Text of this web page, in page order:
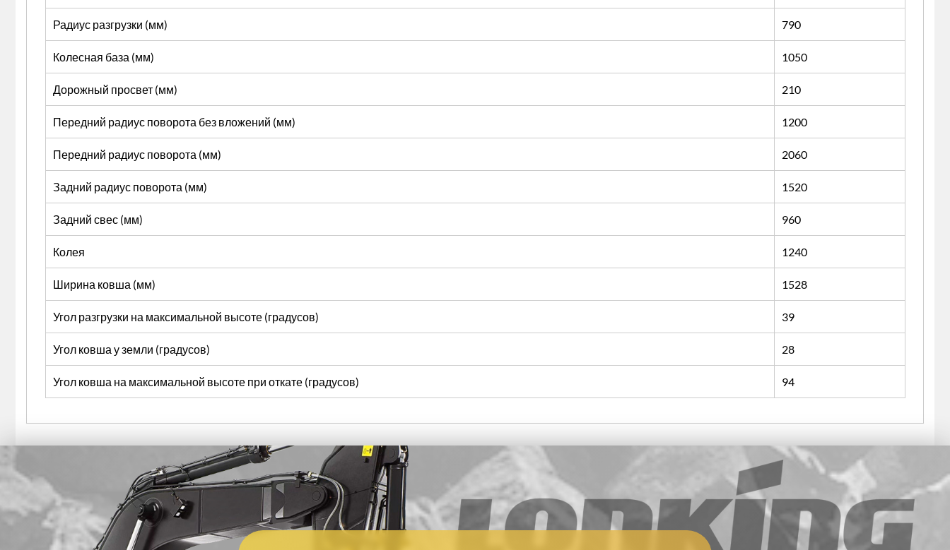
Радиус разгрузки (мм) 790
Колесная база (мм) 1050
Дорожный просвет (мм) 210
Передний радиус поворота без вложений (мм) 1200
Передний радиус поворота (мм) 2060
Задний радиус поворота (мм) 1520
Задний свес (мм) 960
Колея 1240
Ширина ковша (мм) 1528
Угол разгрузки на максимальной высоте (градусов) 39
Угол ковша у земли (градусов) 28
Угол ковша на максимальной высоте при откате (градусов) 94